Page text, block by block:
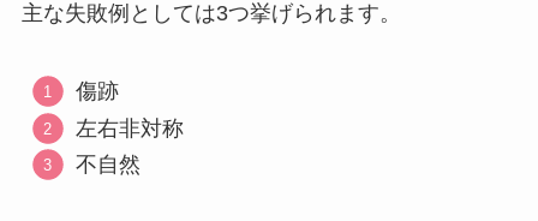
主な失敗例としては3つ挙げられます。
傷跡
左右非対称
不自然